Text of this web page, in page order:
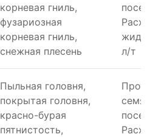
корневая гниль,
фузариозная
корневая гниль,
снежная плесень
л/т
Пыльная головня,
покрытая головня,
красно-бурая
пятнистость,